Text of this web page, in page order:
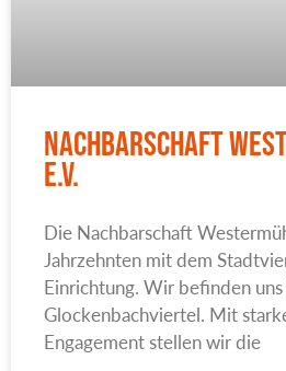
Nachbarschaft
e.V.
Die Nachbarschaft
Jahrzehnten mit dem
Einrichtung. Wir befinden
Glockenbachviertel. Mit
Engagement stellen wir die